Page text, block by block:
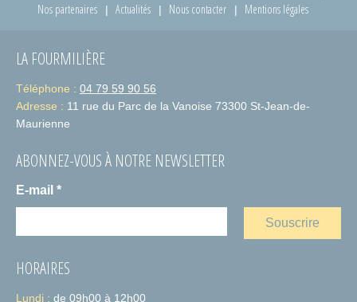
Nos partenaires
Actualités Nous contacter Mentions légales
LA FOURMILIÈRE
Téléphone : 04 79 59 90 56
Adresse : 11 rue du Parc de la Vanoise 73300 St-Jean-de-
Maurienne
ABONNEZ-VOUS À NOTRE NEWSLETTER
E-mail *
HORAIRES
Lundi : de 09h00 à 12h00